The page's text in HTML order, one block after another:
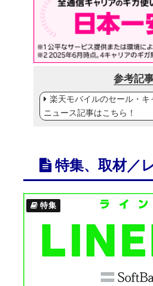
参考記
楽天モバイルのセール・キ
ニュース記事はこちら！
特集、取材／
特集